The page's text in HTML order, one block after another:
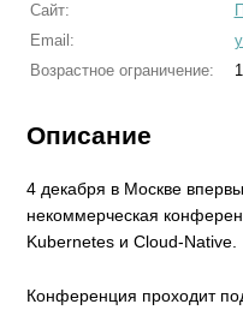
Сайт:
Email:
Возрастное ограничение:
Описание
4 декабря в Москве
некоммерческая
Kubernetes и Cloud-Native.
Конференция проходит